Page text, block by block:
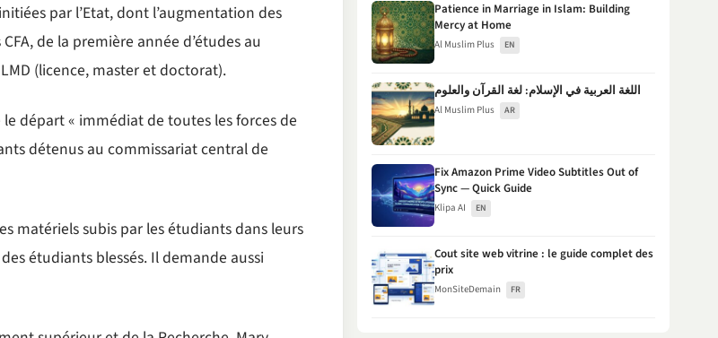
par l’Etat, dont l’augmentation des
de la première année d’études au
(licence, master et doctorat).
le départ « immédiat de toutes les forces de
détenus au commissariat central de
matériels subis par les étudiants dans leurs
étudiants blessés. Il demande aussi
Patience in Marriage in Islam: Building
Mercy at Home
Al Muslim Plus EN
اللغة العربية في الإسلام: لغة القرآن والعلوم
Al Muslim Plus AR
Fix Amazon Prime Video Subtitles Out of
Sync — Quick Guide
Klipa AI EN
Cout site web vitrine : le guide complet des
prix
MonSiteDemain FR